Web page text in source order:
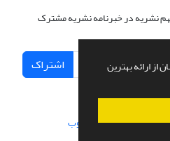
از ارائه بهترین
نشریه در خبرنامه نشریه مشترک
اشتراک
و پیاده سازی از سیناوب